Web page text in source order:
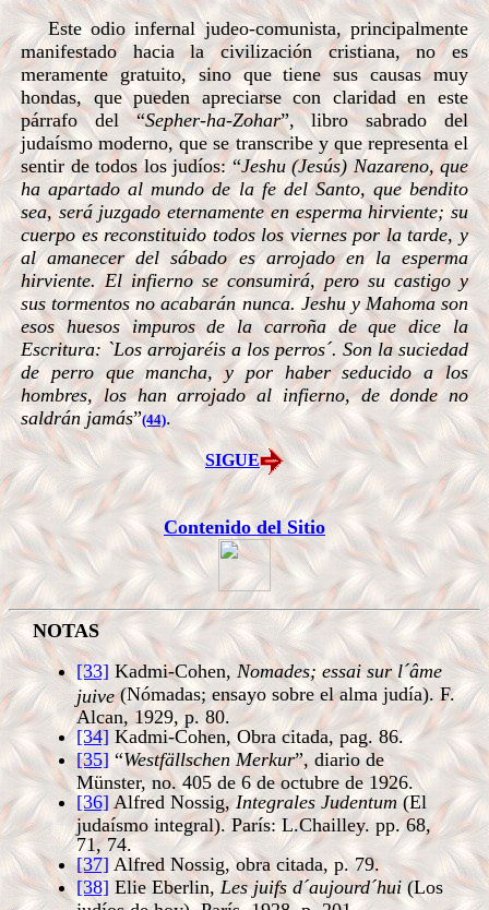
Este odio infernal judeo-comunista, principalmente
manifestado hacia la civilización cristiana, no es
meramente gratuito, sino que tiene sus causas muy
hondas, que pueden apreciarse con claridad en este
párrafo del “Sepher-ha-Zohar”, libro sabrado del
judaísmo moderno, que se transcribe y que representa el
sentir de todos los judíos: “Jeshu (Jesús) Nazareno, que
ha apartado al mundo de la fe del Santo, que bendito
sea, será juzgado eternamente en esperma hirviente; su
cuerpo es reconstituido todos los viernes por la tarde, y
al amanecer del sábado es arrojado en la esperma
hirviente. El infierno se consumirá, pero su castigo y
sus tormentos no acabarán nunca. Jeshu y Mahoma son
esos huesos impuros de la carroña de que dice la
Escritura: `Los arrojaréis a los perros´. Son la suciedad
de perro que mancha, y por haber seducido a los
hombres, los han arrojado al infierno, de donde no
saldrán jamás”(44).
SIGUE
Contenido del Sitio
NOTAS
[33] Kadmi-Cohen, Nomades; essai sur l´âme
juive(Nómadas; ensayo sobre el alma judía). F.
Alcan, 1929, p. 80.
[34] Kadmi-Cohen, Obra citada, pag. 86.
[35] “Westfällschen Merkur”, diario de
Münster, no. 405 de 6 de octubre de 1926.
[36] Alfred Nossig,Integrales Judentum (El
judaísmo integral). París: L.Chailley. pp. 68,
71, 74.
[37] Alfred Nossig, obra citada, p. 79.
[38] Elie Eberlin,Les juifs d´aujourd´hui(Los